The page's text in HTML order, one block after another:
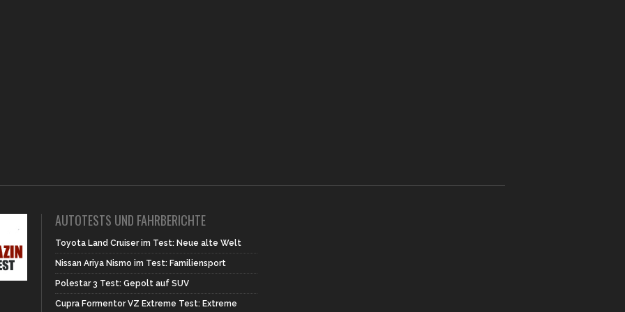
AUTOTESTS UND FAHRBERICHTE
Toyota Land Cruiser im Test: Neue alte Welt
Nissan Ariya Nismo im Test: Familiensport
Polestar 3 Test: Gepolt auf SUV
Cupra Formentor VZ Extreme Test: Extreme